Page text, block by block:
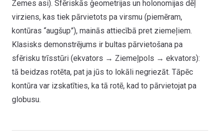
Zemes asi). Sfēriskās ģeometrijas un holonomijas dēļ
virziens, kas tiek pārvietots pa virsmu (piemēram,
kontūras “augšup”), mainās attiecībā pret ziemeļiem.
Klasisks demonstrējums ir bultas pārvietošana pa
sfērisku trīsstūri (ekvators → Ziemeļpols → ekvators):
tā beidzas rotēta, pat ja jūs to lokāli negriezāt. Tāpēc
kontūra var izskatīties, ka tā rotē, kad to pārvietojat pa
globusu.